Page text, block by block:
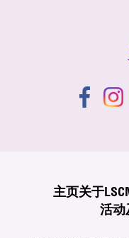
主页关于
活动